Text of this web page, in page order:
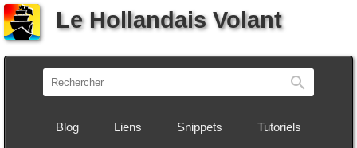
Le Hollandais Volant
Blog Liens Snippets Tutoriels